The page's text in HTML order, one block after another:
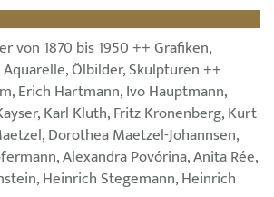
von 1870 bis 1950 ++ Grafiken,
Ölbilder, Skulpturen ++
Erich Hartmann, Ivo Hauptmann,
Karl Kluth, Fritz Kronenberg, Kurt
Dorothea Maetzel-Johannsen,
Alexandra Povórina, Anita Rée,
Heinrich Stegemann, Heinrich